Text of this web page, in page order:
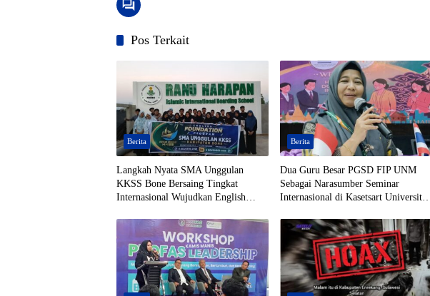
Pos Terkait
Berita
Langkah Nyata SMA Unggulan
KKSS Bone Bersaing Tingkat
Internasional Wujudkan English
Berita
Dua Guru Besar PGSD FIP UNM
Sebagai Narasumber Seminar
Internasional di Kasetsart University